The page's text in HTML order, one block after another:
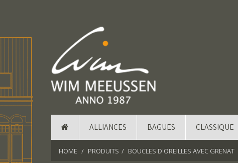
ALLIANCES BAGUES CLASSIQUE
HOME PRODUITS BOUCLES D'OREILLES AVEC GRENAT